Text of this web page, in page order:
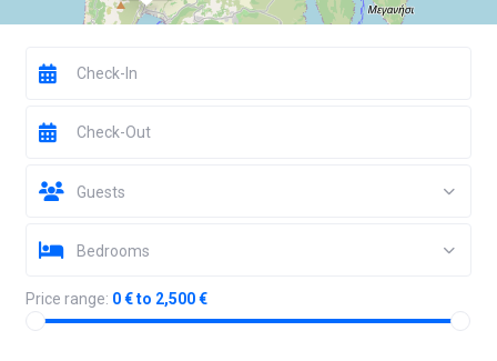
Guests
Bedrooms
Price range: 0 € to 2,500 €